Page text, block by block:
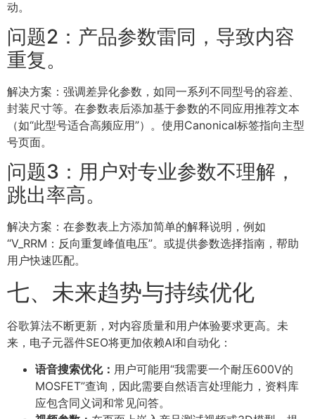
动。
问题2：产品参数雷同，导致内容
重复。
解决方案：强调差异化参数，如同一系列不同型号的容差、
封装尺寸等。在参数表后添加基于参数的不同应用推荐文本
（如“此型号适合高频应用”）。使用Canonical标签指向主型
号页面。
问题3：用户对专业参数不理解，
跳出率高。
解决方案：在参数表上方添加简单的解释说明，例如
“V_RRM：反向重复峰值电压”。或提供参数选择指南，帮助
用户快速匹配。
七、未来趋势与持续优化
谷歌算法不断更新，对内容质量和用户体验要求更高。未
来，电子元器件SEO将更加依赖AI和自动化：
语音搜索优化： 用户可能用“我需要一个耐压600V的
MOSFET”查询，因此需要自然语言处理能力，资料库
应包含同义词和常见问答。